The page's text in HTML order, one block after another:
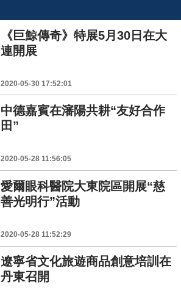
《巨鯨傳奇》特展5月30日在大
連開展
2020-05-30 17:52:01
中德嘉賓在瀋陽共耕“友好合作
田”
2020-05-28 11:56:05
愛爾眼科醫院大東院區開展“慈
善光明行”活動
2020-05-28 11:52:29
遼寧省文化旅遊商品創意培訓在
丹東召開